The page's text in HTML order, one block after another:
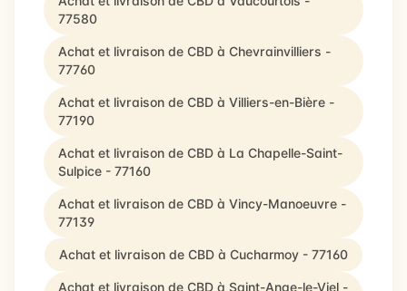
77580
Achat et livraison de CBD à Chevrainvilliers -
77760
Achat et livraison de CBD à Villiers-en-Bière -
77190
Achat et livraison de CBD à La Chapelle-Saint-
Sulpice - 77160
Achat et livraison de CBD à Vincy-Manoeuvre -
77139
Achat et livraison de CBD à Cucharmoy - 77160
Achat et livraison de CBD à Saint-Ange-le-Viel -